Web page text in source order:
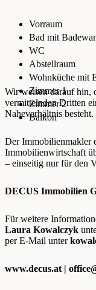
Vorraum
Bad mit
WC
Abstellraum
Wohnküche mit
Zimmer 1
Zimmer 2
Balkon
Wir weisen darauf hin,
vermittelnden Dritten
Naheverhältnis besteht.
Der Immobilienmakler
Immobilienwirtschaft
– einseitig nur für den
DECUS Immobilien
Für weitere
Laura Kowalczyk
per E-Mail unter
www.decus.at |